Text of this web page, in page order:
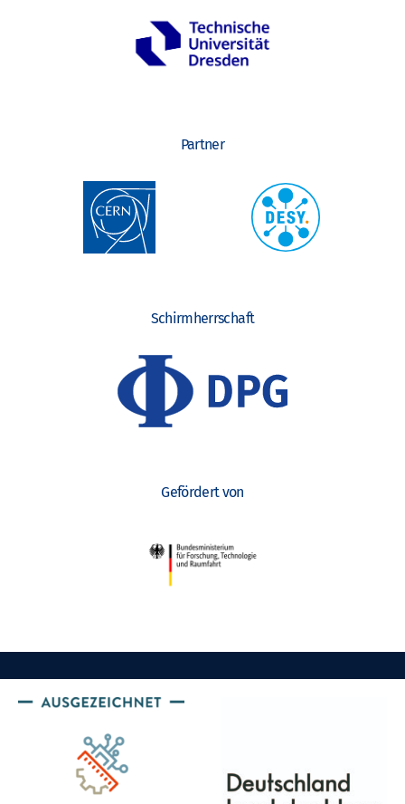
Partner
Schirmherrschaft
Gefördert von